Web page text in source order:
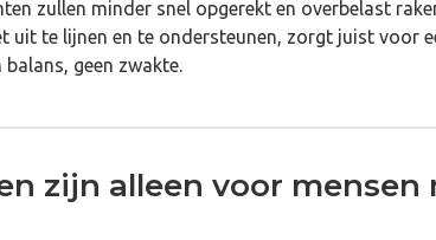
zullen minder snel opgerekt en overbelast
uit te lijnen en te ondersteunen, zorgt juist voor
geen zwakte.
zijn alleen voor